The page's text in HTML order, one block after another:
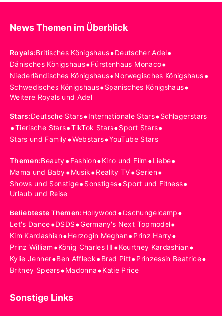
News Themen im Überblick
Royals:Britisches Königshaus•Deutscher Adel•
Dänisches Königshaus•Fürstenhaus Monaco•
Niederländisches Königshaus•Norwegisches Königshaus•
Schwedisches Königshaus•Spanisches Königshaus•
Weitere Royals und Adel
Stars:Deutsche Stars•Internationale Stars•Schlagerstars
•Tierische Stars•TikTok Stars•Sport Stars•
Stars und Family•Webstars•YouTube Stars
Themen:Beauty•Fashion•Kino und Film •Liebe•
Mama und Baby•Musik•Reality TV•Serien•
Shows und Sonstige•Sonstiges•Sport und Fitness•
Urlaub und Reise
Beliebteste Themen:Hollywood •Dschungelcamp•
Let's Dance•DSDS•Germany's Next Topmodel•
Kim Kardashian•Herzogin Meghan•Prinz Harry•
Prinz William •König Charles III •Kourtney Kardashian•
Kylie Jenner•Ben Affleck•Brad Pitt•Prinzessin Beatrice•
Britney Spears•Madonna•Katie Price
Sonstige Links